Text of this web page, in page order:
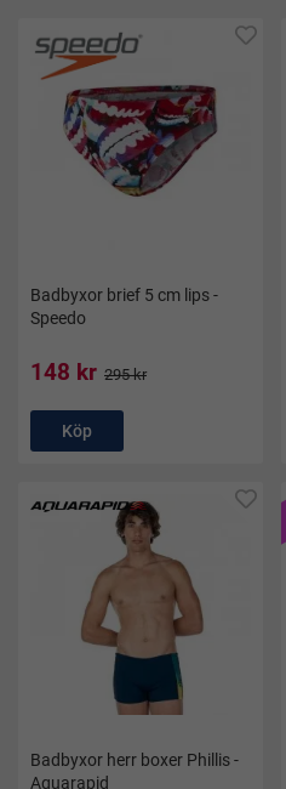
Badbyxor brief 5 cm lips -
Speedo
148 kr 295 kr
Köp
Badbyxor herr boxer Phillis -
Aquarapid